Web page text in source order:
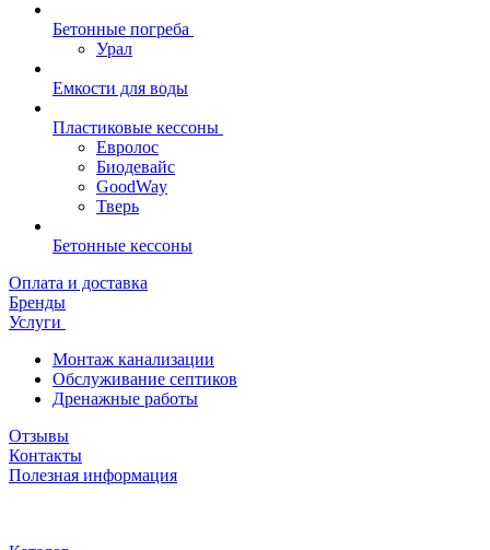
Бетонные погреба
Урал
Емкости для воды
Пластиковые кессоны
Евролос
Биодевайс
GoodWay
Тверь
Бетонные кессоны
Оплата и доставка
Бренды
Услуги
Монтаж канализации
Обслуживание септиков
Дренажные работы
Отзывы
Контакты
Полезная информация